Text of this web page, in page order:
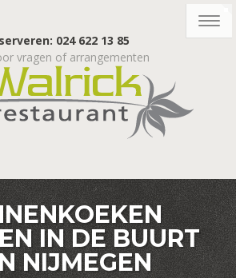
024 622 13 85
vragen of arrangementen
IN DE BUURT
NIJMEGEN